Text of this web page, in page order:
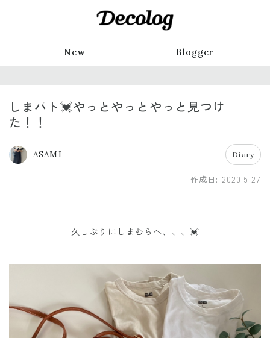
New Blogger
しまパト💓やっとやっとやっと見つけ
た！！
ASAMI Diary
作成日: 2020.5.27
久しぶりにしまむらへ、、、💓